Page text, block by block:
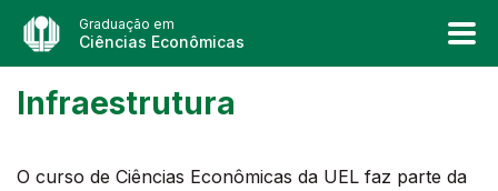
Graduação em
Ciências Econômicas
Infraestrutura
O curso de Ciências Econômicas da UEL faz parte da